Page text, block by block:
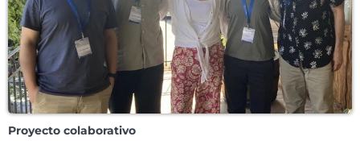
Proyecto colaborativo